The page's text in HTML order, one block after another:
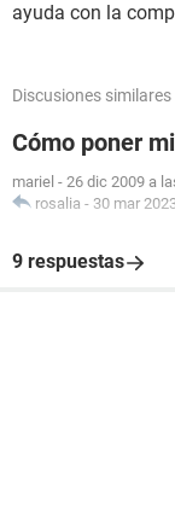
ayuda con la
Discusiones similares
Cómo poner
mariel - 26 dic 2009 a
rosalia - 30 mar
9 respuestas